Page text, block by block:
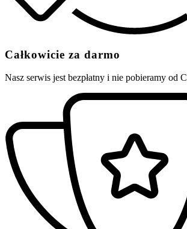
Całkowicie za darmo
Nasz serwis jest bezpłatny i nie pobieramy od